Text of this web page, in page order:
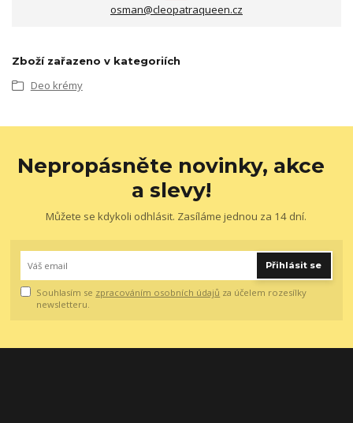
osman@cleopatraqueen.cz
Zboží zařazeno v kategoriích
Deo krémy
Nepropásněte novinky, akce
a slevy!
Můžete se kdykoli odhlásit. Zasíláme jednou za 14 dní.
Přihlásit se
Souhlasím se zpracováním osobních údajů za účelem rozesílky
newsletteru.